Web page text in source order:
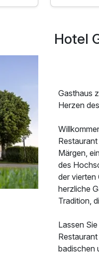
inkl.
Hotel
Gasthaus
Herzen
Märgen,
des
der vierten
herzliche
Tradition,
Lassen
badischen